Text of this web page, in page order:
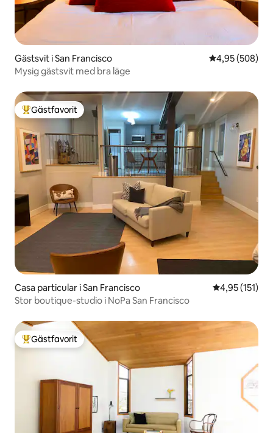
Gästsvit i San Francisco 4,95 av 5 i
4,95 (508)
Mysig gästsvit med bra läge
Populär gästfavorit
Gästfavorit
Casa particular i San Francisco 4,95 av 5 i
4,95 (151)
Stor boutique-studio i NoPa San Francisco
Populär gästfavorit
Gästfavorit